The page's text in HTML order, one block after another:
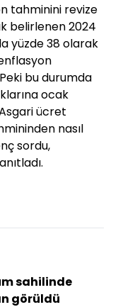
tahminini revize
belirlenen 2024
yüzde 38 olarak
bu durumda
ocak
ücret
nasıl
sordu,
sahilinde
görüldü